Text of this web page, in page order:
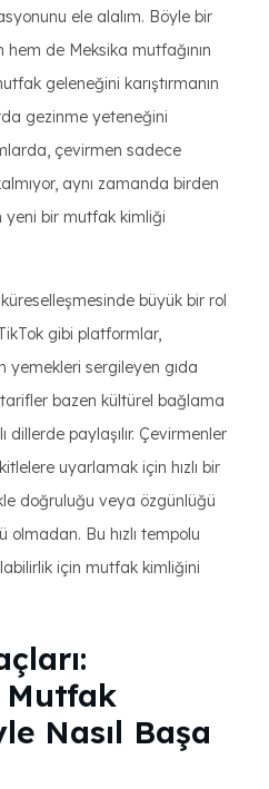
ele alalım. Böyle bir
de Meksika mutfağının
geleneğini karıştırmanın
gezinme yeteneğini
çevirmen sadece
aynı zamanda birden
bir mutfak kimliği
büyük bir rol
gibi platformlar,
yemekleri sergileyen gıda
bazen kültürel bağlama
paylaşılır. Çevirmenler
uyarlamak için hızlı bir
doğruluğu veya özgünlüğü
Bu hızlı tempolu
için mutfak kimliğini
Mutfak
Nasıl Başa